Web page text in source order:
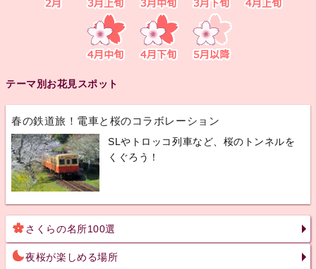
テーマ別お花見スポット
春の鉄道旅！電車と桜のコラボレーション
SLやトロッコ列車など、桜のトンネルを
くぐろう！
さくらの名所100選
夜桜が楽しめる場所